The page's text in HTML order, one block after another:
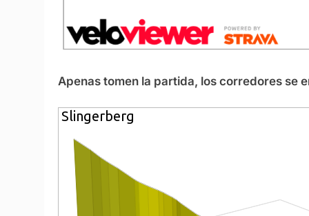
Apenas tomen la partida, los corredores se